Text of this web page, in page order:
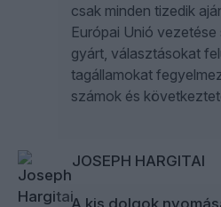
csak minden tizedik
Európai Unió
gyárt, választásokat
tagállamokat
számok és
JOSEPH HARGITAI